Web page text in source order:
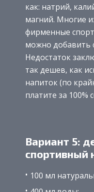
как: натрий,
магний. Многие
фирменные
можно добавить
Недостаток
так дешев, как
напиток (по
платите за 100%
Вариант 5:
спортивный
100 мл